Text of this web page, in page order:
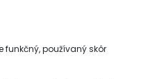
funkčný, používaný skôr